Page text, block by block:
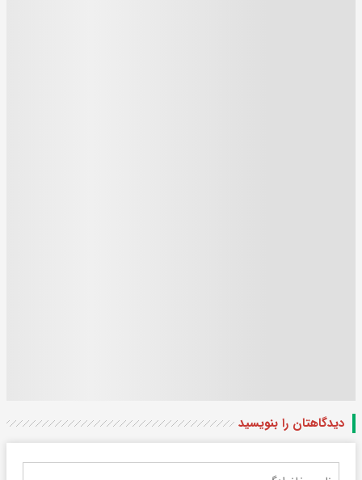
دیدگاهتان را بنویسید